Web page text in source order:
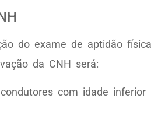
do exame de aptidão física
da CNH será:
com idade inferior